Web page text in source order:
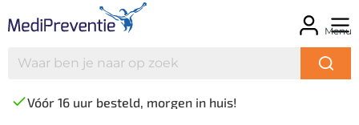
Menu
Vóór 16 uur besteld, morgen in huis!